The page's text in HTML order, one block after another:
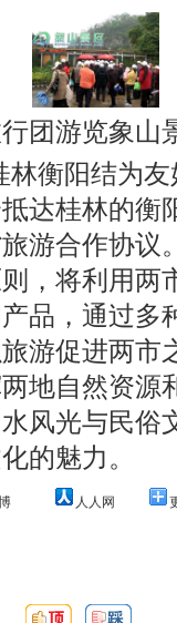
团游览象山
衡阳结为友
达桂林的衡
游合作协议
，将利用两
品，通过多
游促进两市
地自然资源
风光与民俗
的魅力。
人人网
顶:
踩: